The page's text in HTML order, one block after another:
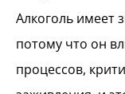
Алкоголь имеет
потому что он
процессов,